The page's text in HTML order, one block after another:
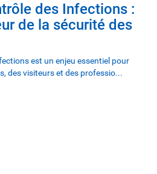
des Infections :
de la sécurité des
est un enjeu essentiel pour
des visiteurs et des professio...